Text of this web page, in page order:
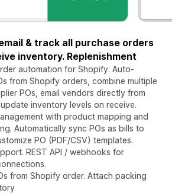
& track all purchase orders
inventory. Replenishment
automation for Shopify. Auto-
from Shopify orders, combine multiple
POs, email vendors directly from
inventory levels on receive.
with product mapping and
Automatically sync POs as bills to
PO (PDF/CSV) templates.
REST API / webhooks for
from Shopify order. Attach packing